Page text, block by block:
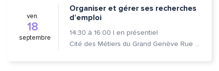
ven.
18
septembre
Organiser et gérer ses recherches
d’emploi
14:30 à 16:00 | en présentiel
Cité des Métiers du Grand Genève Rue Prévost-Martin 6 1205 Genève